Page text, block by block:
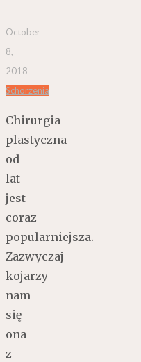
October
8,
2018
Schorzenia
Chirurgia
plastyczna
od
lat
jest
coraz
popularniejsza.
Zazwyczaj
kojarzy
nam
się
ona
z